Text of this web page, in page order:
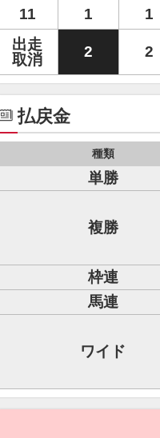
11
1 1
出走
取消
2 2
払戻金
種類
単勝
複勝
枠連
馬連
ワイド